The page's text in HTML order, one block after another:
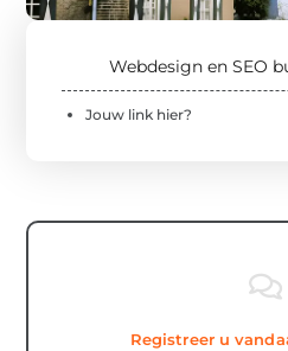
Webdesign en SEO
Jouw link hier?
Registreer u